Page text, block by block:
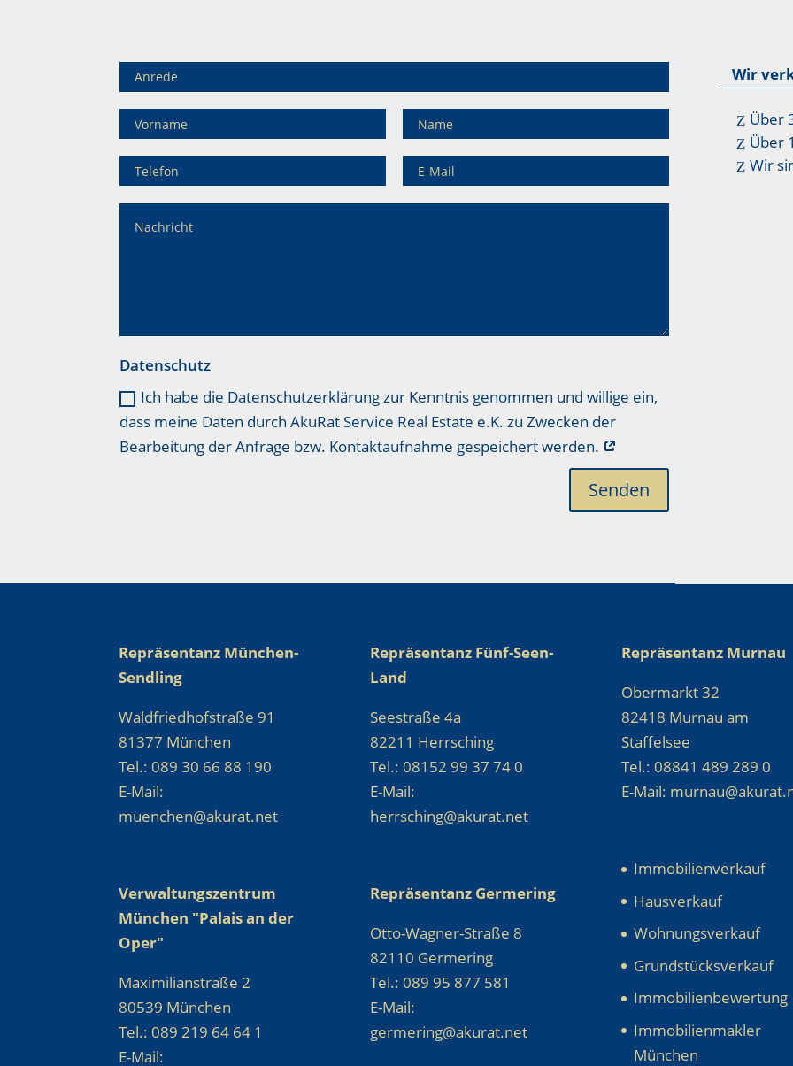
Datenschutz
Ich habe die Datenschutzerklärung zur Kenntnis genommen und willige ein,
dass meine Daten durch AkuRat Service Real Estate e.K. zu Zwecken der
Bearbeitung der Anfrage bzw. Kontaktaufnahme gespeichert werden.
Senden
Wir
Über
Über
Wir
Repräsentanz München-
Sendling
Waldfriedhofstraße 91
81377 München
Tel.: 089 30 66 88 190
E-Mail:
muenchen@akurat.net
Verwaltungszentrum
München "Palais an der
Oper"
Maximilianstraße 2
80539 München
Tel.: 089 219 64 64 1
E-Mail:
Repräsentanz Fünf-Seen-
Land
Seestraße 4a
82211 Herrsching
Tel.: 08152 99 37 74 0
E-Mail:
herrsching@akurat.net
Repräsentanz Germering
Otto-Wagner-Straße 8
82110 Germering
Tel.: 089 95 877 581
E-Mail:
germering@akurat.net
Repräsentanz Murnau
Obermarkt 32
82418 Murnau am
Staffelsee
Tel.: 08841 489 289 0
E-Mail:
Immobilienverkauf
Hausverkauf
Wohnungsverkauf
Grundstücksverkauf
Immobilienbewertung
Immobilienmakler
München